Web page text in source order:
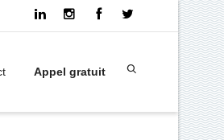
Appel gratuit